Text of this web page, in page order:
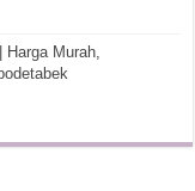
Harga Murah,